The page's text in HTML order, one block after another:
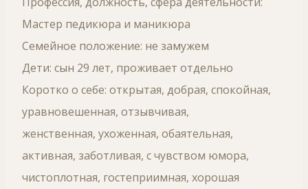
Мастер педикюра и маникюра
Семейное положение: не замужем
Дети: сын 29 лет, проживает отдельно
Коротко о себе: открытая, добрая, спокойная,
уравновешенная, отзывчивая,
женственная, ухоженная, обаятельная,
активная, заботливая, с чувством юмора,
чистоплотная, гостеприимная, хорошая